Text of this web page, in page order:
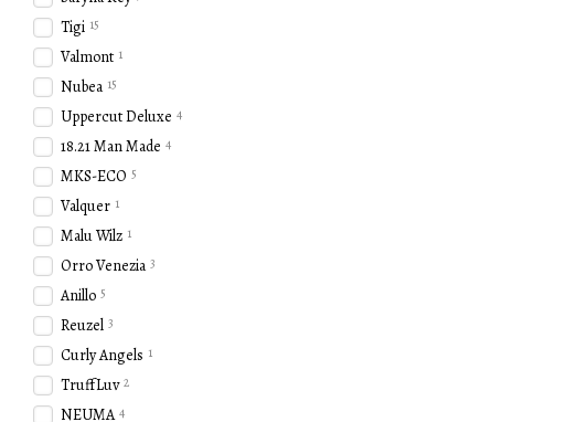
Tigi 15
Valmont 1
Nubea 15
Uppercut Deluxe 4
18.21 Man Made 4
MKS-ECO 5
Valquer 1
Malu Wilz 1
Orro Venezia 3
Anillo 5
Reuzel 3
Curly Angels 1
TruffLuv 2
NEUMA 4